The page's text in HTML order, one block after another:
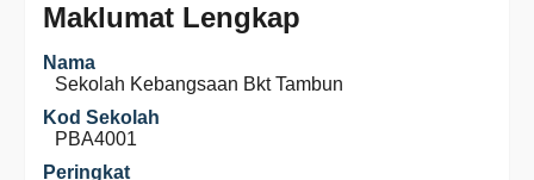
Maklumat Lengkap
Nama
Sekolah Kebangsaan Bkt Tambun
Kod Sekolah
PBA4001
Peringkat